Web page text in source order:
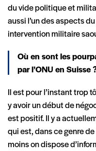
du vide politique et
aussi l’un des aspects
intervention militaire
Où en sont les
par l’ONU en
Il est pour l’instant trop
y avoir un début de
est positif. Il y a
qui est, dans ce genre
moins on dispose